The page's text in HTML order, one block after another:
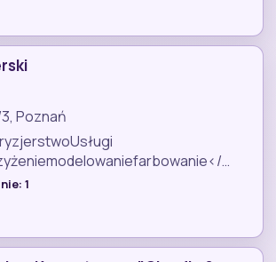
Poznań
…
1